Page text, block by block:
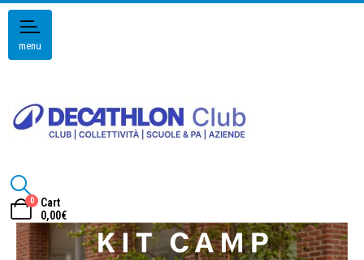
menu
0
Cart
0,00€